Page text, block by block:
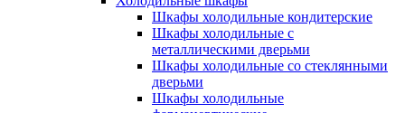
Шкафы холодильные кондитерские
Шкафы холодильные с
металлическими дверьми
Шкафы холодильные со стеклянными
дверьми
Шкафы холодильные